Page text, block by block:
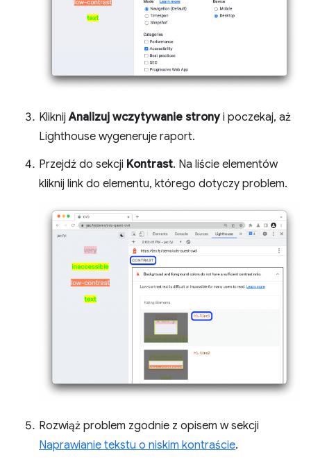
KliknijAnalizuj wczytywanie stronyi poczekaj, aż
Lighthouse wygeneruje raport.
Przejdź do sekcji Kontrast. Na liście elementów
kliknij link do elementu, którego dotyczy problem.
Rozwiąż problem zgodnie z opisem w sekcji
Naprawianie tekstu o niskim kontraście.